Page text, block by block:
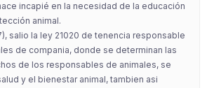
incapié en la necesidad de la educación
animal.
salio la ley 21020 de tenencia responsable
de compania, donde se determinan las
de los responsables de animales, se
y el bienestar animal, tambien asi